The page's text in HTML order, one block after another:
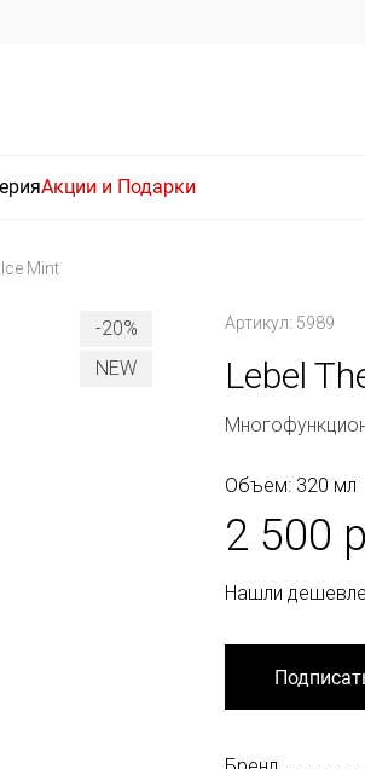
Акции и Подарки
Mint
-20%
NEW
Артикул: 5989
Lebel
Объем: 320 мл
2 500
Нашли